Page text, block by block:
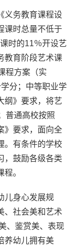
义务教育课程设
课时总量不低于
时的11％开设艺
教育阶段艺术课
程方案（实
分；中等职业学
纲》要求，将艺
普通高校按照
》要求，面向全
。有条件的学校
，鼓励各级各类
。
儿身心发展规
、社会美和艺术
、鉴赏美、表现
养幼儿拥有美